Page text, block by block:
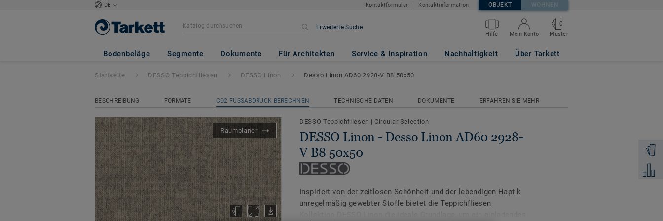
DE Kontaktformular Kontaktinformation OBJEKT WOHNEN
Erweiterte Suche
Hilfe Mein Konto
0
Muster
Bodenbeläge Segmente Dokumente Für Architekten Service & Inspiration Nachhaltigkeit Über Tarkett
DESSO Linon - Desso Linon AD60 2928-V B8 50x50
Zum
Startseite DESSO Teppichfliesen DESSO Linon Desso Linon AD60 2928-V B8 50x50
BESCHREIBUNG FORMATE CO2 FUSSABDRUCK BERECHNEN TECHNISCHE DATEN DOKUMENTE ERFAHREN SIE MEHR
Raumplaner
DESSO Teppichfliesen | Circular Selection
DESSO Linon - Desso Linon AD60 2928-
V B8 50x50
Inspiriert von der zeitlosen Schönheit und der lebendigen Haptik
unregelmäßig gewebter Stoffe bietet die Teppichfliesen